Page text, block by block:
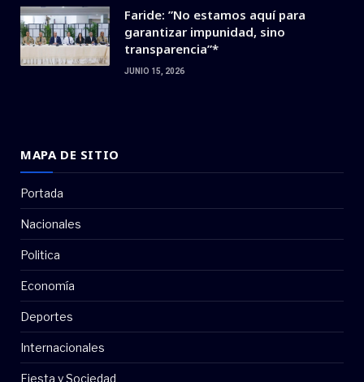
Faride: ”No estamos aquí para
garantizar impunidad, sino
transparencia”*
JUNIO 15, 2026
MAPA DE SITIO
Portada
Nacionales
Politica
Economía
Deportes
Internacionales
Fiesta y Sociedad